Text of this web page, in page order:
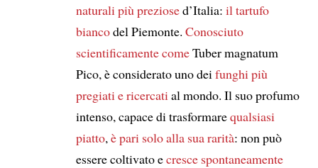
naturali più preziosed’Italia: il tartufo
biancodel Piemonte. Conosciuto
scientificamente comeTuber magnatum
Pico, è considerato uno dei funghi più
pregiati e ricercati al mondo. Il suo profumo
intenso, capace di trasformarequalsiasi
piatto, è pari solo alla sua rarità: non può
essere coltivato ecresce spontaneamente